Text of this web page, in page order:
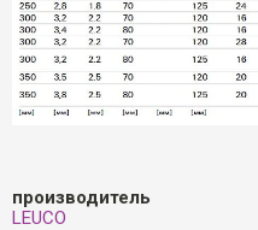
производитель
LEUCO